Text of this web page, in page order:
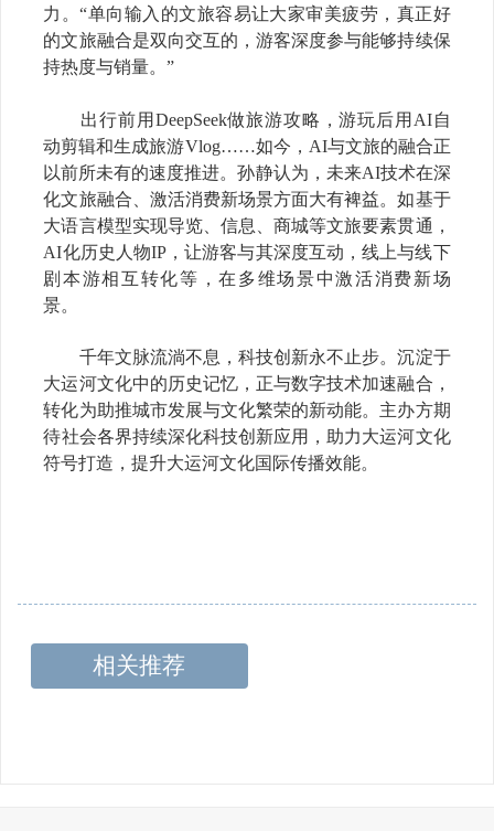
力。“单向输入的文旅容易让大家审美疲劳，真正好
的文旅融合是双向交互的，游客深度参与能够持续保
持热度与销量。”
出行前用 DeepSeek做旅游攻略，游玩后用AI自
动剪辑和生成旅游Vlog……如今，AI与文旅的融合正
以前所未有的速度推进。孙静认为，未来AI技术在深
化文旅融合、激活消费新场景方面大有裨益。如基于
大语言模型实现导览、信息、商城等文旅要素贯通，
AI化历史人物IP，让游客与其深度互动，线上与线下
剧本游相互转化等，在多维场景中激活消费新场
景。
千年文脉流淌不息，科技创新永不止步。沉淀于
大运河文化中的历史记忆，正与数字技术加速融合，
转化为助推城市发展与文化繁荣的新动能。 主办方期
待社会各界持续深化科技创新应用，助力大运河文化
符号打造，提升大运河文化国际传播效能。
相关推荐